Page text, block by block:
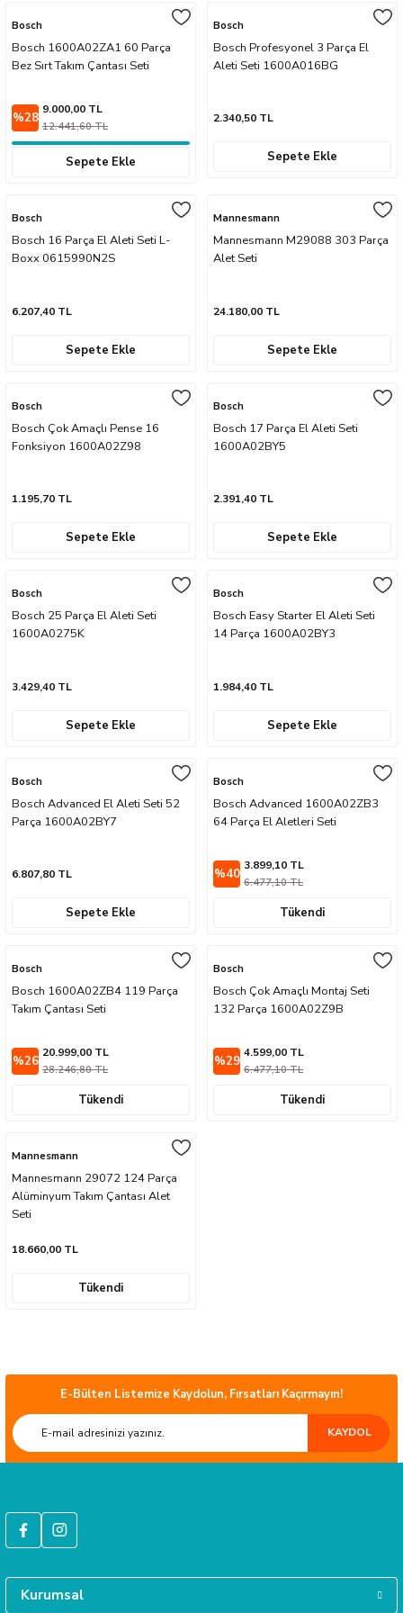
Gönye ve Profil Kesme Makinaları
Panter Testere ve Sünger Kesme
Elektrikli
Lokma Anahtar ve Aparatları
Tork Anahtarı
Yağdanlıklar
Uçları
Uçları
Uçlar
Panter Testere Bıçakları
Bosch
Bosch 1600A02ZA1 60 Parça
Bez Sırt Takım Çantası Seti
%28
9.000,00 TL
12.441,60 TL
Sepete Ekle
Bosch
Bosch Profesyonel 3 Parça El
Aleti Seti 1600A016BG
2.340,50 TL
Sepete Ekle
Bosch
Bosch 16 Parça El Aleti Seti L-
Boxx 0615990N2S
6.207,40 TL
Sepete Ekle
Mannesmann
Mannesmann M29088 303 Parça
Alet Seti
24.180,00 TL
Sepete Ekle
Bosch
Bosch Çok Amaçlı Pense 16
Fonksiyon 1600A02Z98
1.195,70 TL
Sepete Ekle
Bosch
Bosch 17 Parça El Aleti Seti
1600A02BY5
2.391,40 TL
Sepete Ekle
Bosch
Bosch 25 Parça El Aleti Seti
1600A0275K
3.429,40 TL
Sepete Ekle
Bosch
Bosch Easy Starter El Aleti Seti
14 Parça 1600A02BY3
1.984,40 TL
Sepete Ekle
Bosch
Bosch Advanced El Aleti Seti 52
Parça 1600A02BY7
6.807,80 TL
Sepete Ekle
Bosch
Bosch Advanced 1600A02ZB3
64 Parça El Aletleri Seti
%40
3.899,10 TL
6.477,10 TL
Tükendi
Bosch
Bosch 1600A02ZB4 119 Parça
Takım Çantası Seti
%26
20.999,00 TL
28.246,80 TL
Tükendi
Bosch
Bosch Çok Amaçlı Montaj Seti
132 Parça 1600A02Z9B
%29
4.599,00 TL
6.477,10 TL
Tükendi
Mannesmann
Mannesmann 29072 124 Parça
Alüminyum Takım Çantası Alet
Seti
18.660,00 TL
Tükendi
Türkiye’nin her yerine sorunsuz teslimat ile alışveriş keyfi İkmal'de!
Tüm siparişleriniz hızlıca kargoya verilmektedir.
E-Bülten Listemize Kaydolun, Fırsatları Kaçırmayın!
KAYDOL
Kurumsal